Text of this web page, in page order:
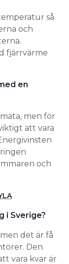
så
och
fjärrvärme
en
men för
att vara
och
i Sverige?
det är få
Den
vara kvar är